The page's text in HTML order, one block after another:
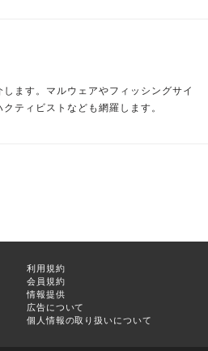
ます。マルウェアやフィッシングサイ
ティビストなども網羅します。
利用規約
会員規約
情報提供
広告について
個人情報の取り扱いについて